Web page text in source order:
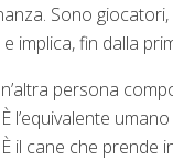
Sono
implica, fin dalla
persona
l’equivalente
il cane che prende